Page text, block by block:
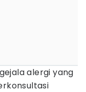
alergi yang